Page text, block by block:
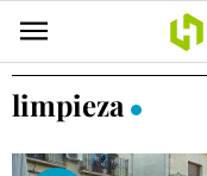
POLÍTICA
limpieza